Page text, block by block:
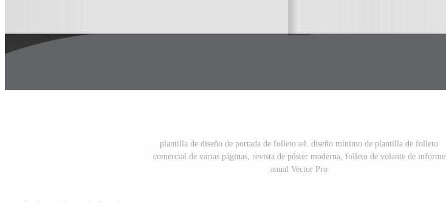
plantilla de diseño de portada de folleto a4. diseño mínimo de plantilla de folleto
comercial de varias páginas, revista de póster moderna, folleto de volante de informe
anual Vector Pro